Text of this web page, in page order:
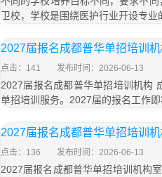
卫校，学校是围绕医护行业开设专业
2027届报名成都普华单招培训机
点击：141 发布时间：2026-06-13
2027届报名成都普华单招培训机构
单招培训服务。2027届的报名工作
2027届报名成都普华单招培训
点击：136 发布时间：2026-06-13
2027届报名成都普华单招培训机构